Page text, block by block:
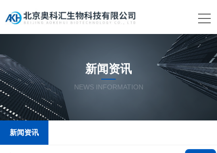
新闻资讯
NEWS INFORMATION
新闻资讯